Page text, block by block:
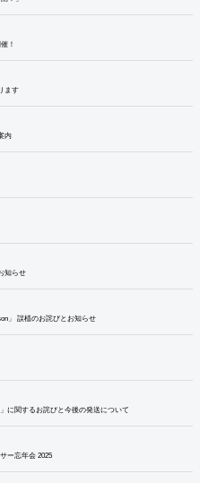
！
ます
内
知らせ
」 誤植のお詫びとお知らせ
に関するお詫びと今後の発送について
ー忘年会 2025